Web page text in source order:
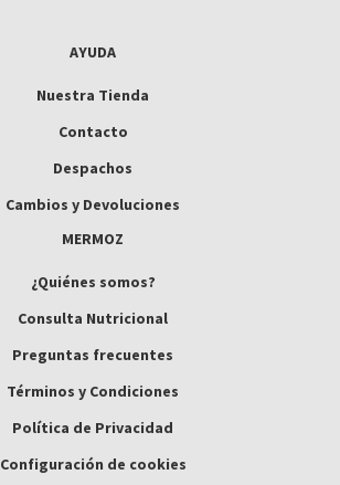
AYUDA
Nuestra Tienda
Contacto
Despachos
Cambios y Devoluciones
MERMOZ
¿Quiénes somos?
Consulta Nutricional
Preguntas frecuentes
Términos y Condiciones
Política de Privacidad
Configuración de cookies